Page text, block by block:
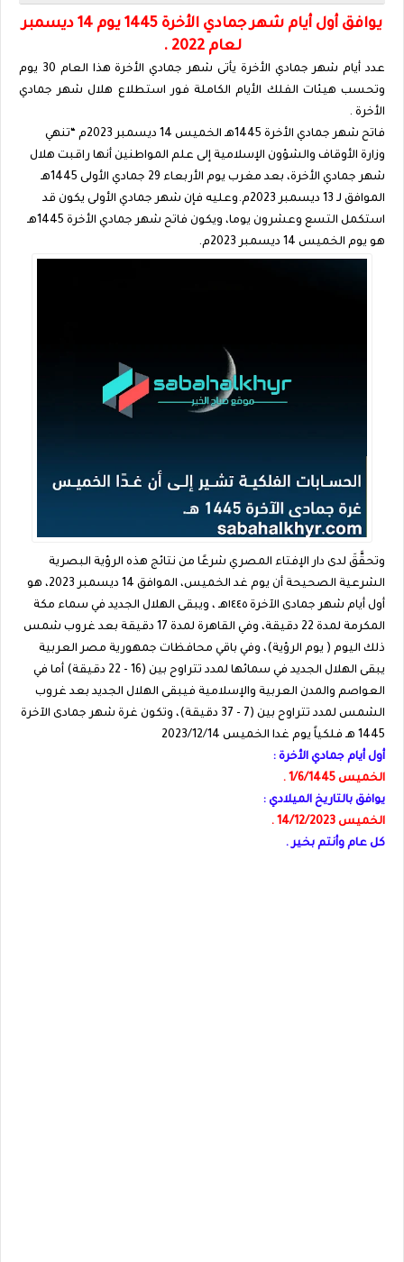
يوافق أول أيام شهر جمادي الأخرة 1445 يوم 14 ديسمبر
لعام 2022 .
عدد أيام شهر جمادي الأخرة يأتى شهر جمادي الأخرة هذا العام 30 يوم
وتحسب هيئات الفلك الأيام الكاملة فور استطلاع هلال شهر جمادي
الأخرة .
فاتح شهر جمادي الأخرة 1445هـ الخميس 14 ديسمبر 2023م “تنهي
وزارة الأوقاف والشؤون الإسلامية إلى علم المواطنين أنها راقبت هلال
شهر جمادي الأخرة، بعد مغرب يوم الأربعاء 29 جمادي الأولى 1445هـ
الموافق لـ 13 ديسمبر 2023م.وعليه فإن شهر جمادي الأولى يكون قد
استكمل التسع وعشرون يوما، ويكون فاتح شهر جمادي الأخرة 1445هـ
هو يوم الخميس 14 ديسمبر 2023م.
وتحقَّقَ لدى دار الإفتاء المصري شرعًا من نتائج هذه الرؤية البصرية
الشرعية الصحيحة أن يوم غد الخميس، الموافق 14 ديسمبر 2023، هو
أول أيام شهر جمادى الآخرة ١٤٤٥هـ ، ويبقى الهلال الجديد في سماء مكة
المكرمة لمدة 22 دقيقة، وفي القاهرة لمدة 17 دقيقة بعد غروب شمس
ذلك اليوم ( يوم الرؤية)، وفي باقي محافظات جمهورية مصر العربية
يبقى الهلال الجديد في سمائها لمدد تتراوح بين (16 - 22 دقيقة) أما في
العواصم والمدن العربية والإسلامية فيبقى الهلال الجديد بعد غروب
الشمس لمدد تتراوح بين (7 - 37 دقيقة)، وتكون غرة شهر جمادى الآخرة
1445 هـ فلكياً يوم غدا الخميس 2023/12/14
أول أيام جمادي الأخرة :
الخميس 1/6/1445 .
يوافق بالتاريخ الميلادي :
الخميس 14/12/2023 .
كل عام وأنتم بخير .